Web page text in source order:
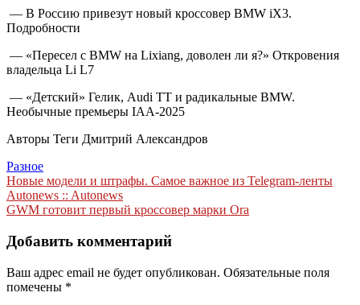
— В Россию привезут новый кроссовер BMW iX3.
Подробности
— «Пересел с BMW на Lixiang, доволен ли я?» Откровения
владельца Li L7
— «Детский» Гелик, Audi ТТ и радикальные BMW.
Необычные премьеры IAA-2025
Авторы Теги Дмитрий Александров
Разное
Навигация
по
Новые модели и штрафы. Самое важное из Telegram-ленты
Autonews :: Autonews
GWM готовит первый кроссовер марки Ora
Добавить комментарий
Ваш адрес email не будет опубликован. Обязательные поля
помечены *